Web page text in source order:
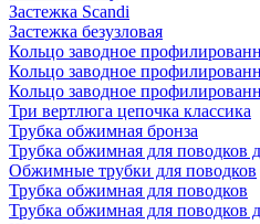
Застежка Scandi
Застежка безузловая
Кольцо заводное
Кольцо заводное
Кольцо заводное
Три вертлюга цепочка классика
Трубка обжимная бронза
Трубка обжимная для поводков
Обжимные трубки для поводков
Трубка обжимная для поводков
Трубка обжимная для поводков